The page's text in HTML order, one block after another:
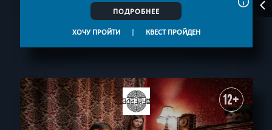
ПОДРОБНЕЕ
ХОЧУ ПРОЙТИ | КВЕСТ ПРОЙДЕН
12+